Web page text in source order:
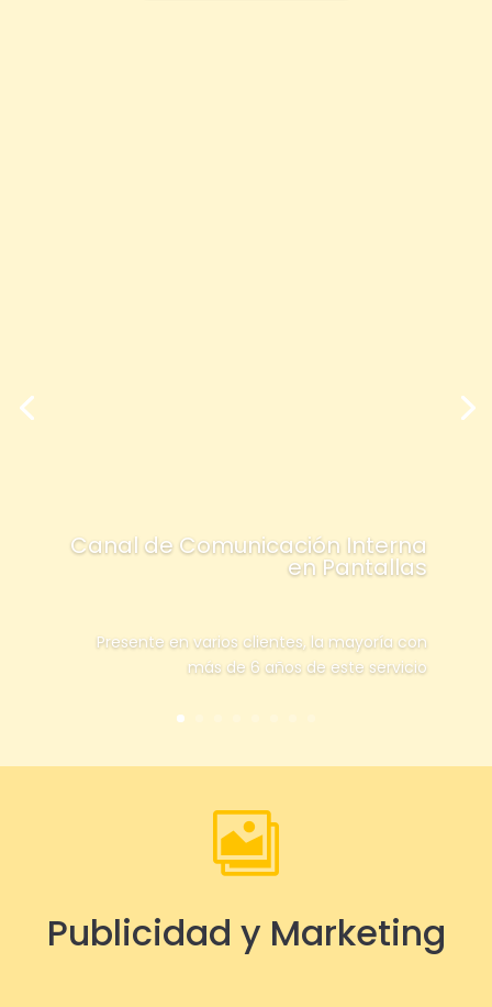
Canal de Comunicación Interna
en Pantallas
Presente en varios clientes, la mayoría con
más de 6 años de este servicio

Publicidad y Marketing